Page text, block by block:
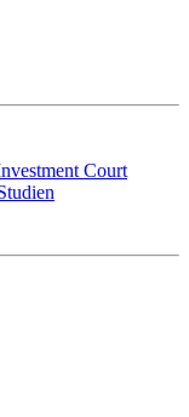
Court